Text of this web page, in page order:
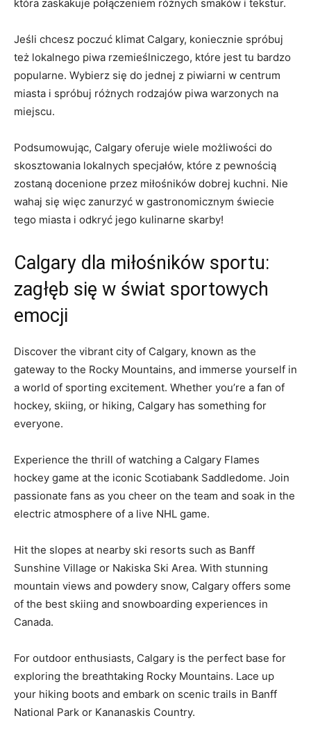
która zaskakuje ⁣połączeniem​ różnych⁢ smaków i tekstur.
Jeśli‌ chcesz poczuć klimat ​Calgary, koniecznie​ spróbuj
też lokalnego piwa⁤ rzemieślniczego, które jest tu bardzo
popularne. ‍Wybierz się do jednej z piwiarni w centrum‌
miasta i spróbuj różnych rodzajów piwa warzonych⁣ na
miejscu.
Podsumowując,‍ Calgary oferuje wiele możliwości do
skosztowania‌ lokalnych specjałów, które z ⁢pewnością
zostaną docenione ⁢przez miłośników​ dobrej kuchni. Nie
wahaj się więc zanurzyć w gastronomicznym świecie
tego miasta i odkryć jego kulinarne skarby!
Calgary ⁣dla miłośników sportu:
zagłęb się ⁢w świat ⁣sportowych
emocji
Discover the vibrant city ⁢of Calgary, known as the⁢
gateway to the‌ Rocky Mountains, and⁤ immerse yourself in
a world of⁢ sporting excitement. Whether you’re a fan of
hockey, skiing, or‍ hiking, Calgary​ has something for
everyone.
Experience the thrill of watching a Calgary Flames
hockey game at the iconic Scotiabank Saddledome. Join
⁣passionate fans as you cheer on ‌the team and soak in the⁣
electric atmosphere of a live NHL game.
Hit the slopes at nearby ski⁢ resorts such as Banff
Sunshine‌ Village or Nakiska Ski Area. With stunning
mountain views and ​powdery snow, Calgary offers some
⁣of the best skiing and snowboarding experiences in⁣
Canada.
For outdoor enthusiasts, ‌Calgary is the perfect base for
⁣exploring the breathtaking Rocky Mountains. Lace up⁢
your hiking ⁢boots and embark on ​scenic trails⁣ in Banff
National Park or Kananaskis ​Country.